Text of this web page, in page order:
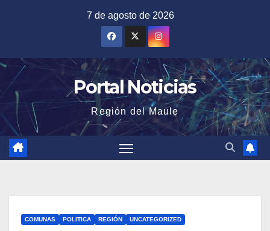
7 de agosto de 2026
Portal Noticias
Región del Maule
COMUNAS POLITICA REGIÓN UNCATEGORIZED